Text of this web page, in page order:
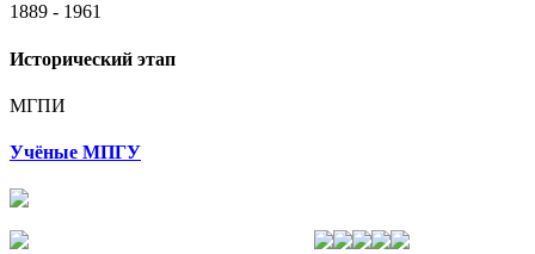
1889 - 1961
Исторический этап
МГПИ
Учёные МПГУ